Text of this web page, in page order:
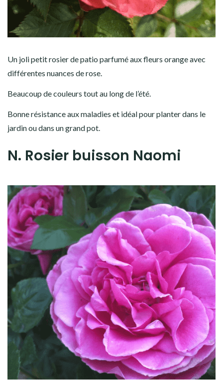
Un joli petit rosier de patio parfumé aux fleurs orange avec
différentes nuances de rose.
Beaucoup de couleurs tout au long de l’été.
Bonne résistance aux maladies et idéal pour planter dans le
jardin ou dans un grand pot.
N. Rosier buisson Naomi